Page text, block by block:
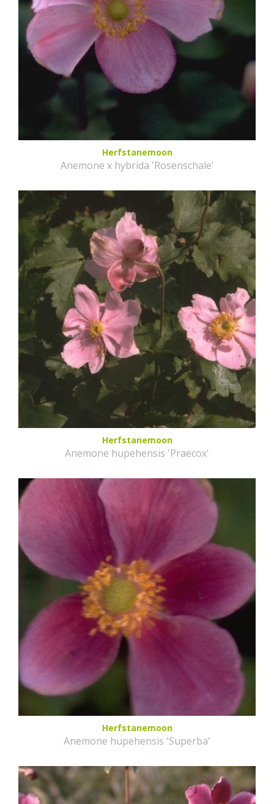
Herfstanemoon
Anemone x hybrida 'Rosenschale'
Herfstanemoon
Anemone hupehensis 'Praecox'
Herfstanemoon
Anemone hupehensis 'Superba'